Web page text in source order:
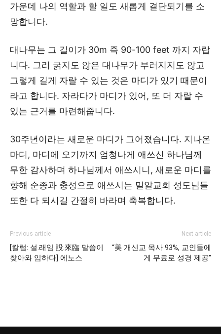
가운데 나의 역할과 할 일도 새롭게 결단되기를 소
망합니다.
대나무는 그 길이가 30m 즉 90-100 feet 까지 자랍
니다. 그리 굵지도 않은 대나무가 부러지지도 않고
그렇게 길게 자랄 수 있는 것은 마디가 있기 때문이
라고 합니다. 자라다가 마디가 있어, 또 더 자랄 수
있는 근거를 마련해줍니다.
30주년이라는 새로운 마디가 그어졌습니다. 지나온
마디, 마디에 오기까지 엄청나게 애쓰신 하나님께
무한 감사하며 하나님께서 애쓰시니, 새로운 마디를
향해 순종과 충성으로 애쓰시는 밀알교회 성도님들
또한 다 되시길 간절히 바라며 축복합니다.
Previous article
[칼럼: 설.래임 設.來臨 말씀이
찾아와 임하다] 에노스
Next article
“美 개신교 목사 93%, 교인들에
게 무료로 성경 제공”